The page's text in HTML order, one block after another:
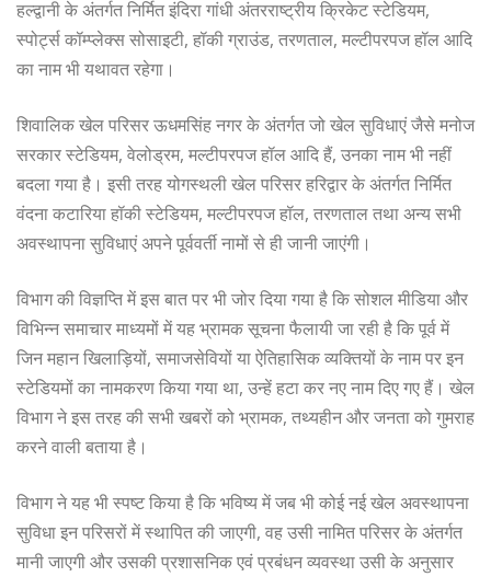
हल्द्वानी के अंतर्गत निर्मित इंदिरा गांधी अंतरराष्ट्रीय क्रिकेट स्टेडियम,
स्पोर्ट्स कॉम्प्लेक्स सोसाइटी, हॉकी ग्राउंड, तरणताल, मल्टीपरपज हॉल आदि
का नाम भी यथावत रहेगा।
शिवालिक खेल परिसर ऊधमसिंह नगर के अंतर्गत जो खेल सुविधाएं जैसे मनोज
सरकार स्टेडियम, वेलोड्रम, मल्टीपरपज हॉल आदि हैं, उनका नाम भी नहीं
बदला गया है। इसी तरह योगस्थली खेल परिसर हरिद्वार के अंतर्गत निर्मित
वंदना कटारिया हॉकी स्टेडियम, मल्टीपरपज हॉल, तरणताल तथा अन्य सभी
अवस्थापना सुविधाएं अपने पूर्ववर्ती नामों से ही जानी जाएंगी।
विभाग की विज्ञप्ति में इस बात पर भी जोर दिया गया है कि सोशल मीडिया और
विभिन्न समाचार माध्यमों में यह भ्रामक सूचना फैलायी जा रही है कि पूर्व में
जिन महान खिलाड़ियों, समाजसेवियों या ऐतिहासिक व्यक्तियों के नाम पर इन
स्टेडियमों का नामकरण किया गया था, उन्हें हटा कर नए नाम दिए गए हैं। खेल
विभाग ने इस तरह की सभी खबरों को भ्रामक, तथ्यहीन और जनता को गुमराह
करने वाली बताया है।
विभाग ने यह भी स्पष्ट किया है कि भविष्य में जब भी कोई नई खेल अवस्थापना
सुविधा इन परिसरों में स्थापित की जाएगी, वह उसी नामित परिसर के अंतर्गत
मानी जाएगी और उसकी प्रशासनिक एवं प्रबंधन व्यवस्था उसी के अनुसार